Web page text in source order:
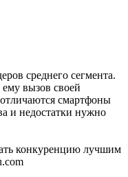
среднего сегмента.
вызов своей
смартфоны
и недостатки нужно
конкуренцию лучшим